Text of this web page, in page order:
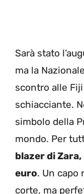
Sarà stato
ma la
scontro alle
schiacciante.
simbolo della
mondo. Per
blazer di
euro. Un capo
corte, ma